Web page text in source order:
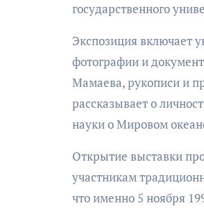
государственного
Экспозиция включает
фотографии и
Мамаева, рукописи и
рассказывает о
науки о Мировом
Открытие выставки
участникам
что именно 5 ноября